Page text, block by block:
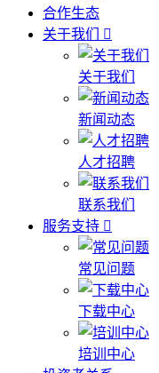
合作生态
关于我们
关于我们
新闻动态
人才招聘
联系我们
服务支持
常见问题
下载中心
培训中心